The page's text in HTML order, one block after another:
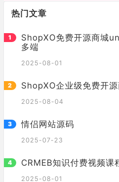
热门文章
ShopXO免费开源商城
多端
2025-08-01
ShopXO企业级免费开
2025-08-04
情侣网站源码
2025-07-23
CRMEB知识付费视频课
2025-08-01